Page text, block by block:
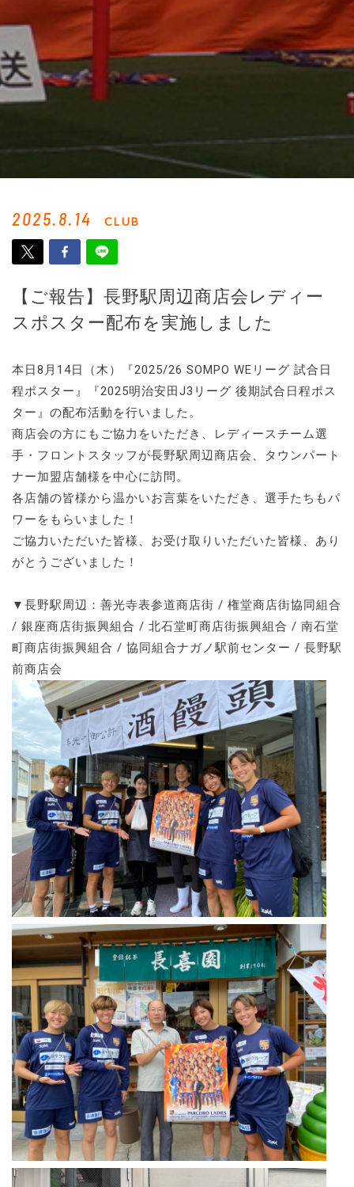
2025.8.14 CLUB
【ご報告】長野駅周辺商店会レディー
スポスター配布を実施しました
本日8月14日（木）『2025/26 SOMPO WEリーグ 試合日
程ポスター』『2025明治安田J3リーグ 後期試合日程ポス
ター』の配布活動を行いました。
商店会の方にもご協力をいただき、レディースチーム選
手・フロントスタッフが長野駅周辺商店会、タウンパート
ナー加盟店舗様を中心に訪問。
各店舗の皆様から温かいお言葉をいただき、選手たちもパ
ワーをもらいました！
ご協力いただいた皆様、お受け取りいただいた皆様、あり
がとうございました！
▼長野駅周辺：善光寺表参道商店街 / 権堂商店街協同組合
/ 銀座商店街振興組合 / 北石堂町商店街振興組合 / 南石堂
町商店街振興組合 / 協同組合ナガノ駅前センター / 長野駅
前商店会